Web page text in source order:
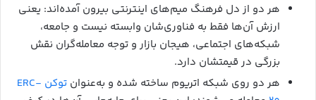
هر دو از دل فرهنگ میم‌های اینترنتی بیرون آمده‌اند: یعنی
ارزش آن‌ها فقط به فناوری‌شان وابسته نیست و جامعه،
شبکه‌های اجتماعی، هیجان بازار و توجه معامله‌گران نقش
بزرگی در قیمتشان دارد.
هر دو روی شبکه اتریوم ساخته شده‌ و به‌عنوان
توکن ERC-